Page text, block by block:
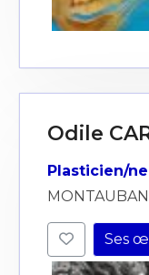
Odile
Plasticien/ne
MONTAUBAN
Ses